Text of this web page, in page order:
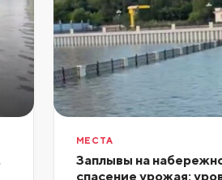
МЕСТА
Заплывы на
спасение урожая: